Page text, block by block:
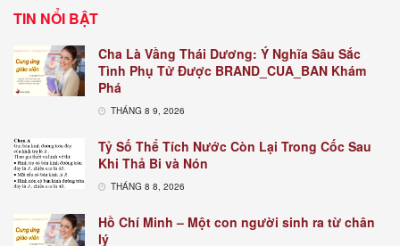
TIN NỔI BẬT
Cha Là Vầng Thái Dương: Ý Nghĩa Sâu Sắc
Tình Phụ Tử Được BRAND_CUA_BAN Khám
Phá
THÁNG 8 9, 2026
Tỷ Số Thể Tích Nước Còn Lại Trong Cốc Sau
Khi Thả Bi và Nón
THÁNG 8 8, 2026
Hồ Chí Minh – Một con người sinh ra từ chân
lý